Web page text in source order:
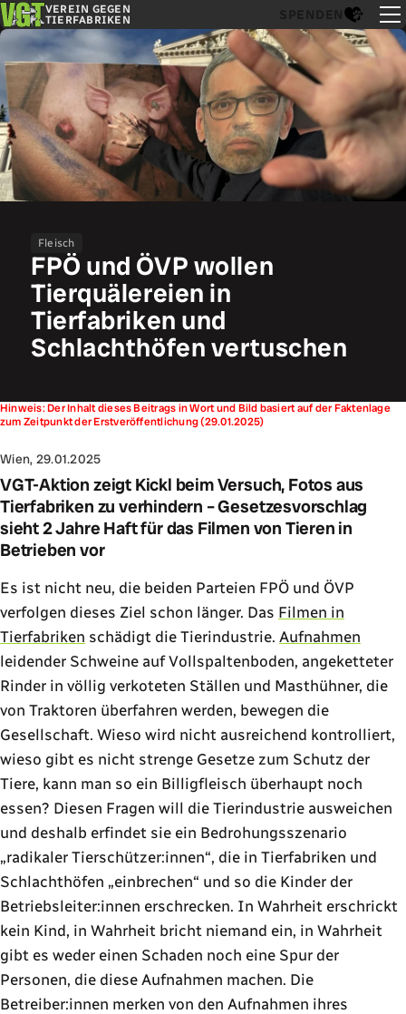
VEREIN GEGEN
TIERFABRIKEN
SPENDEN
Fleisch
FPÖ und ÖVP wollen
Tierquälereien in
Tierfabriken und
Schlachthöfen vertuschen
Hinweis: Der Inhalt dieses Beitrags in Wort und Bild basiert auf der Faktenlage
zum Zeitpunkt der Erstveröffentlichung (29.01.2025)
Wien, 29.01.2025
VGT-Aktion zeigt Kickl beim Versuch, Fotos aus
Tierfabriken zu verhindern – Gesetzesvorschlag
sieht 2 Jahre Haft für das Filmen von Tieren in
Betrieben vor
Es ist nicht neu, die beiden Parteien FPÖ und ÖVP
verfolgen dieses Ziel schon länger. Das Filmen in
Tierfabriken schädigt die Tierindustrie. Aufnahmen
leidender Schweine auf Vollspaltenboden, angeketteter
Rinder in völlig verkoteten Ställen und Masthühner, die
von Traktoren überfahren werden, bewegen die
Gesellschaft. Wieso wird nicht ausreichend kontrolliert,
wieso gibt es nicht strenge Gesetze zum Schutz der
Tiere, kann man so ein Billigfleisch überhaupt noch
essen? Diesen Fragen will die Tierindustrie ausweichen
und deshalb erfindet sie ein Bedrohungsszenario
radikaler Tierschützer:innen , die in Tierfabriken und
Schlachthöfen
einbrechen
und so die Kinder der
Betriebsleiter:innen erschrecken. In Wahrheit erschrickt
kein Kind, in Wahrheit bricht niemand ein, in Wahrheit
gibt es weder einen Schaden noch eine Spur der
Personen, die diese Aufnahmen machen. Die
Betreiber:innen merken von den Aufnahmen ihres